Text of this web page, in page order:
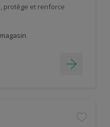
protège et renforce